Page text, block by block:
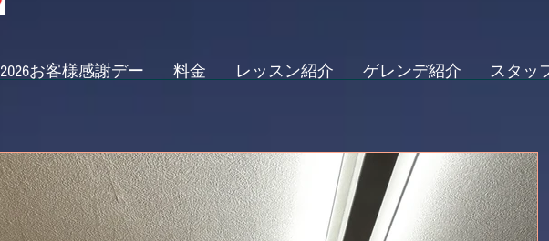
2026お客様感謝デー 料金 レッスン紹介 ゲレンデ紹介 スタッ